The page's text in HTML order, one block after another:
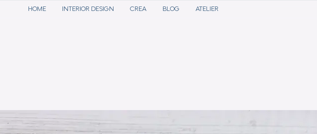
HOME INTERIOR DESIGN CREA BLOG ATELIER